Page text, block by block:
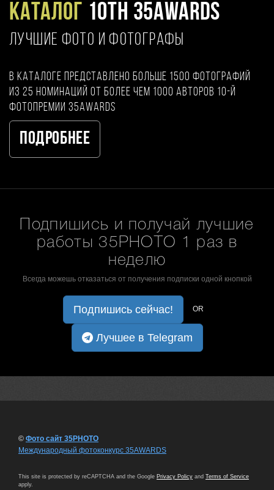
Каталог 10TH 35AWARDS
ЛУЧШИЕ ФОТО И ФОТОГРАФЫ
В каталоге представлено больше 1500 фотографий
из 25 номинаций от более чем 1000 авторов 10-й
фотопремии 35AWARDS
Подробнее
Подпишись и получай лучшие
работы 35PHOTO 1 раз в
неделю
Всегда можешь отказаться от получения подписки одной кнопкой
Подпишись сейчас! OR
Лучшее в Telegram
© Фото сайт 35PHOTO
Международный фотоконкурс 35AWARDS
This site is protected by reCAPTCHA and the Google Privacy Policy and Terms of Service
apply.